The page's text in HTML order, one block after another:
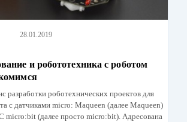
28.01.2019
и робототехника с роботом
разработки роботехнических проектов для
с датчиками micro: Maqueen (далее Maqueen)
micro:bit (далее просто micro:bit). Адресована